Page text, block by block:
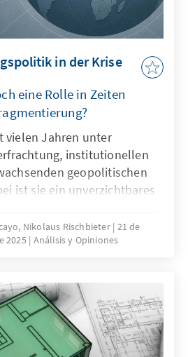
in der Krise
eine Rolle in Zeiten
vielen Jahren unter
institutionellen
geopolitischen
ist sie ein unverzichtbares
und Wirksamkeit
kann nur gelingen,
zu einer mehrjährigen
die OECD
institutionell stärkt und
auf umsetzbare
Nikolaus Rischbieter 21 de
2025 Análisis y Opiniones